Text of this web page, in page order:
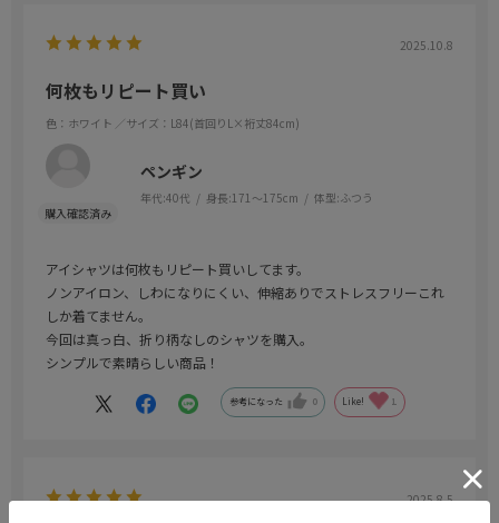
2025.10.8
何枚もリピート買い
色：ホワイト ／サイズ：L84(首回りL×裄丈84cm)
ペンギン
年代:40代 身長:171～175cm 体型:ふつう
アイシャツは何枚もリピート買いしてます。
ノンアイロン、しわになりにくい、伸縮ありでストレスフリーこれ
しか着てません。
今回は真っ白、折り柄なしのシャツを購入。
シンプルで素晴らしい商品！
参考になった 0 Like! 1
2025.8.5